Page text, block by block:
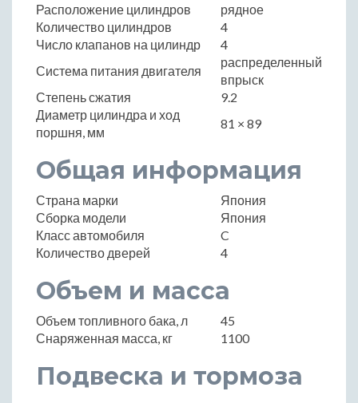
Расположение цилиндров
рядное
Количество цилиндров
4
Число клапанов на цилиндр
4
Система питания двигателя
распределенный
впрыск
Степень сжатия
9.2
Диаметр цилиндра и ход
поршня, мм
81 × 89
Общая информация
Страна марки
Япония
Сборка модели
Япония
Класс автомобиля
C
Количество дверей
4
Объем и масса
Объем топливного бака, л
45
Снаряженная масса, кг
1100
Подвеска и тормоза